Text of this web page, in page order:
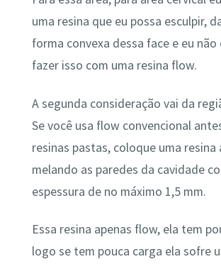
uma resina que eu possa esculpir,
forma convexa dessa face e eu não
fazer isso com uma resina flow.
A segunda consideração vai da
Se você usa flow convencional
resinas pastas, coloque uma resina
melando as paredes da cavidade
espessura de no máximo 1,5 mm.
Essa resina apenas flow, ela tem
logo se tem pouca carga ela sofre